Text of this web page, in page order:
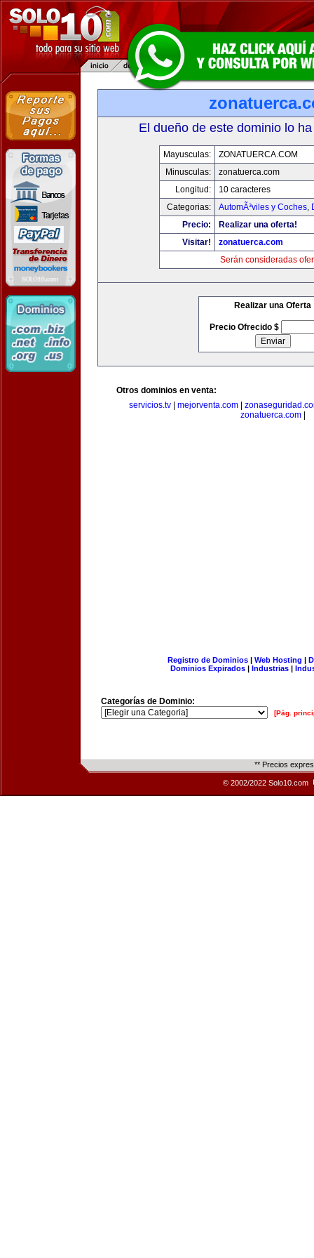
El dueño de este dominio lo
Mayusculas:
ZONATUERCA.COM
Minusculas:
zonatuerca.com
Longitud:
10 caracteres
Categorias:
AutomÃ³viles y Coches,
Precio:
Realizar una oferta!
Visitar!
zonatuerca.com
Serán consideradas
Realizar una Oferta
Precio Ofrecido $
Otros dominios en venta:
servicios.tv| mejorventa.com|
zonatuerca.com|
Registro de Dominios| Web Hosting |
Dominios Expirados | Industrias |
Categorías de Dominio:
[Pág.
** Precios
© 2002/2022 Solo10.com